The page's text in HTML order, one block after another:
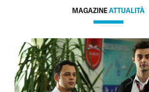
MAGAZINEATTUALITÀ